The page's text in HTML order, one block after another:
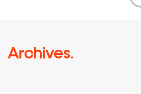
Archives.